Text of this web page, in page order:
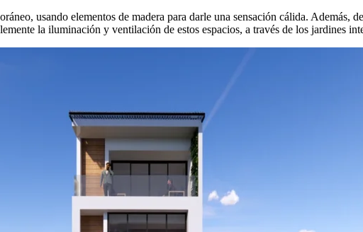
usando elementos de madera para darle una sensación cálida. Además,
la iluminación y ventilación de estos espacios, a través de los jardines